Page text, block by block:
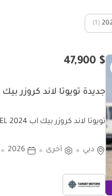
(1)
$ 47,900
جديدة تويوتا لاند كروزر
تويوتا لاند كروزر بيك آب LAND CRUISER LC79 SC 4.2L V6 DIESEL 2024
دبي أخرى 2026